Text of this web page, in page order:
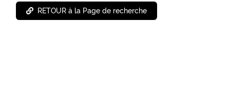
RETOUR à la Page de recherche